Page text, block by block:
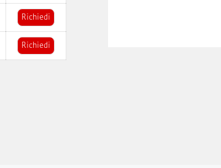
Richiedi
Richiedi